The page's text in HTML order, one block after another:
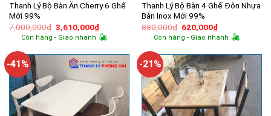
Thanh Lý Bộ Bàn Ăn Cherry 6 Ghế
Mới 99%
7,000,000₫ Giá
gốc
là:
3,610,000₫Giá
hiện
tại
3,610,000₫.
Còn hàng - Giao nhanh
Thanh Lý Bộ Bàn 4 Ghế Đôn Nhựa
Bàn Inox Mới 99%
880,000₫ Giá
gốc
là:
620,000₫Giá
hiện
tại
620,000₫.
Còn hàng - Giao nhanh
-41% -21%